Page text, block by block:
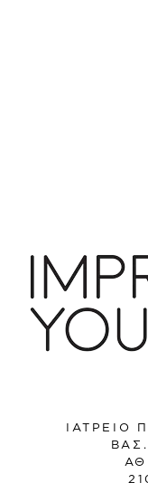
ΙΑΤΡΕΙΟ